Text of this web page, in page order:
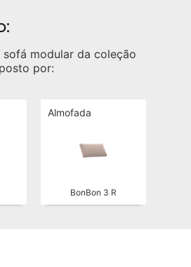
sofá modular da coleção
por:
Almofada
BonBon 3 R